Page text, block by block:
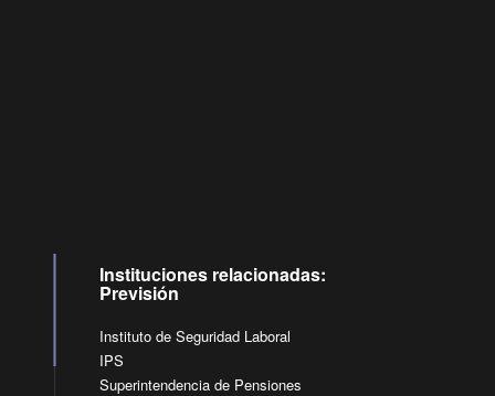
Instituciones relacionadas:
Previsión
Instituto de Seguridad Laboral
IPS
Superintendencia de Pensiones